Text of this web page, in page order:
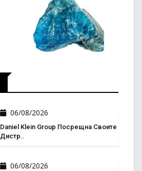
06/08/2026
Daniel Klein Group Посрещна Своите
Дистр..
06/08/2026